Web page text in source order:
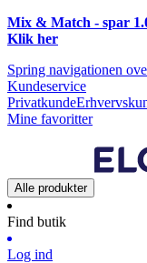
Mix & Match - spar
Klik her
Spring navigationen
Kundeservice
Privatkunde
Mine favoritter
Alle produkter
Find butik
Log ind